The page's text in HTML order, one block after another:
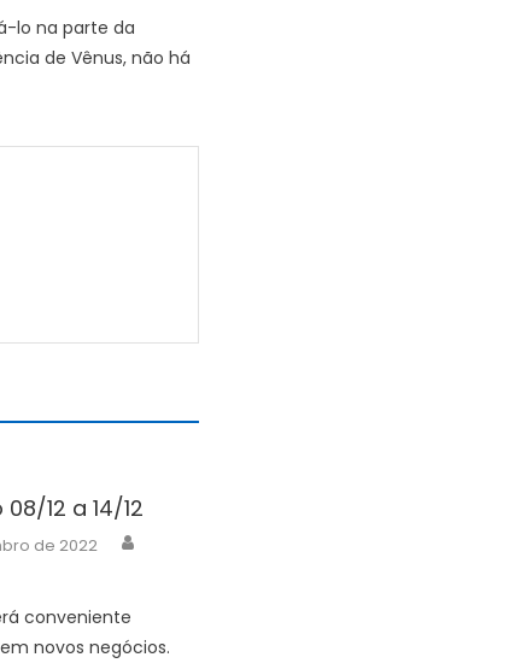
lo na parte da
de Vênus, não há
12 a 14/12
de 2022
conveniente
novos negócios.